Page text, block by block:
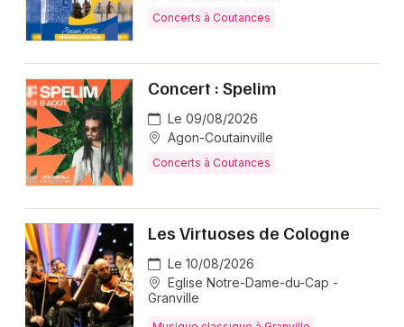
Concerts à Coutances
Concert : Spelim
Le 09/08/2026
Agon-Coutainville
Concerts à Coutances
Les Virtuoses de Cologne
Le 10/08/2026
Eglise Notre-Dame-du-Cap -
Granville